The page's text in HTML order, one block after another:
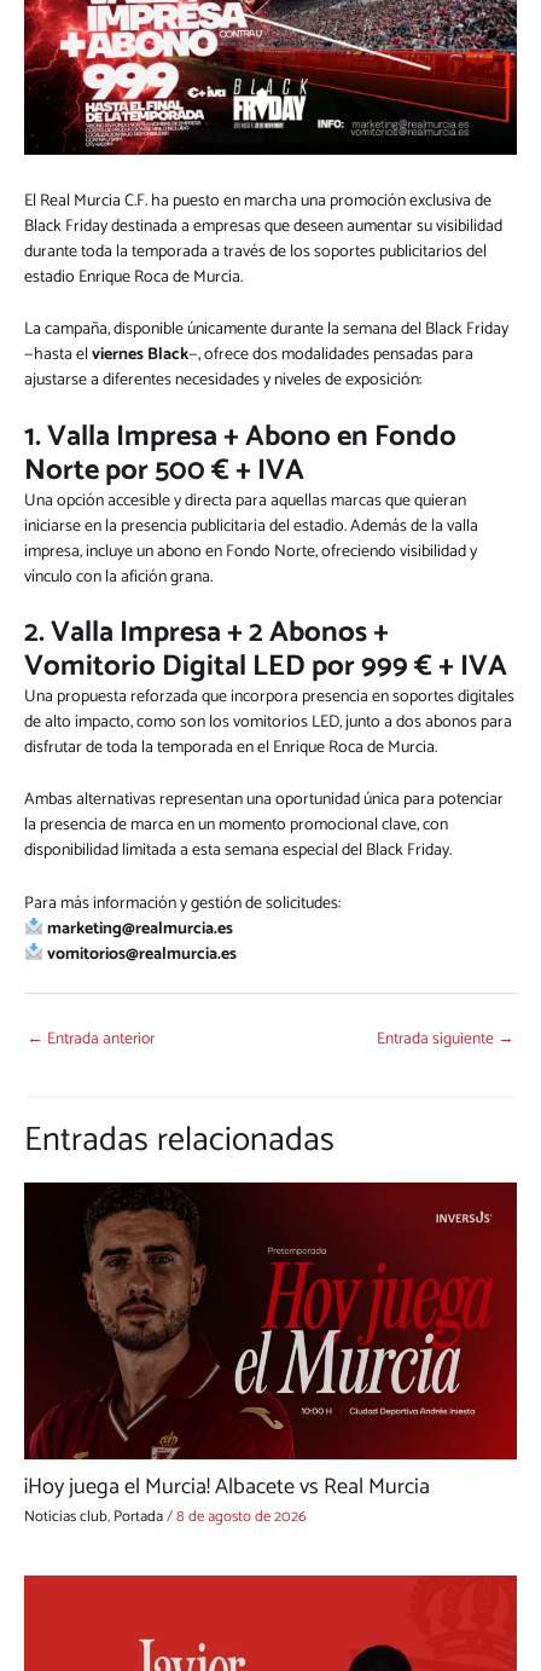
El Real Murcia C.F. ha puesto en marcha una promoción exclusiva de
Black Friday destinada a empresas que deseen aumentar su visibilidad
durante toda la temporada a través de los soportes publicitarios del
estadio Enrique Roca de Murcia.
La campaña, disponible únicamente durante la semana del Black Friday
—hasta elviernes Black—, ofrece dos modalidades pensadas para
ajustarse a diferentes necesidades y niveles de exposición:
1. Valla Impresa + Abono en Fondo
Norte por 500 € + IVA
Una opción accesible y directa para aquellas marcas que quieran
iniciarse en la presencia publicitaria del estadio. Además de la valla
impresa, incluye un abono en Fondo Norte, ofreciendo visibilidad y
vínculo con la afición grana.
2. Valla Impresa + 2 Abonos +
Vomitorio Digital LED por 999 € + IVA
Una propuesta reforzada que incorpora presencia en soportes digitales
de alto impacto, como son los vomitorios LED, junto a dos abonos para
disfrutar de toda la temporada en el Enrique Roca de Murcia.
Ambas alternativas representan una oportunidad única para potenciar
la presencia de marca en un momento promocional clave, con
disponibilidad limitada a esta semana especial del Black Friday.
Para más información y gestión de solicitudes:
marketing@realmurcia.es
vomitorios@realmurcia.es
← Entrada anterior Entrada siguiente →
Entradas relacionadas
¡Hoy juega el Murcia! Albacete vs Real Murcia
Noticias club,Portada/8 de agosto de 2026